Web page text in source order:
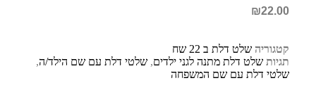
₪22.00
קטגוריה שלט דלת ב 22 שח
תגיות שלט דלת מתנה לגני ילדים, שלטי דלת עם שם הילד/ה,
שלטי דלת עם שם המשפחה